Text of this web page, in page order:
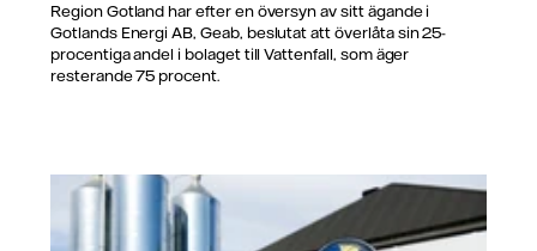
Region Gotland har efter en översyn av sitt ägande i
Gotlands Energi AB, Geab, beslutat att överlåta sin 25-
procentiga andel i bolaget till Vattenfall, som äger
resterande 75 procent.